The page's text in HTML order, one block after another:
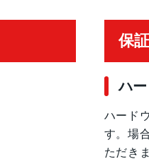
保
ハ
ハード
す。場
ただき